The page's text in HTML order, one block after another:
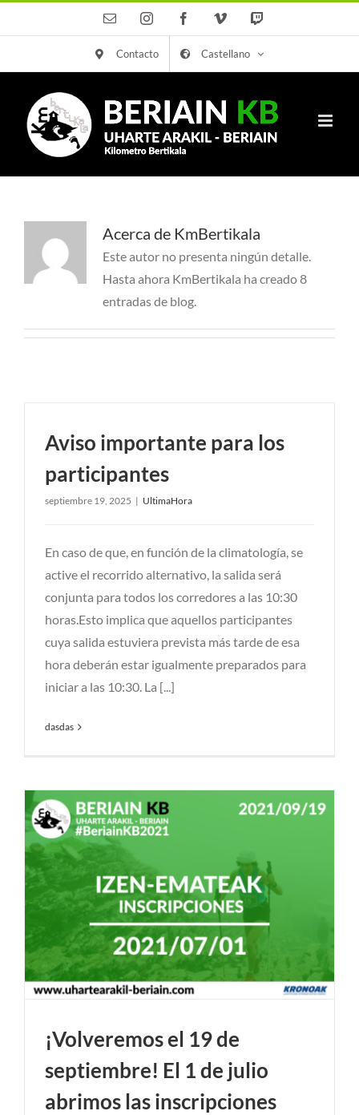
al
CorreoInstagramFacebookVimeo
Contacto Castellano
Acerca de KmBertikala
Este autor no presenta ningún detalle.
Hasta ahora KmBertikala ha creado 8
entradas de blog.
Aviso importante para los
participantes
septiembre 19, 2025 | UltimaHora
En caso de que, en función de la climatología, se
active el recorrido alternativo, la salida será
conjunta para todos los corredores a las 10:30
horas.Esto implica que aquellos participantes
cuya salida estuviera prevista más tarde de esa
hora deberán estar igualmente preparados para
iniciar a las 10:30. La [...]
dasdas
¡Volveremos el 19 de
septiembre! El 1 de julio
abrimos las inscripciones